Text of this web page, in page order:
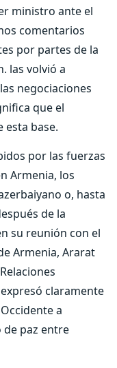
ministro ante el
comentarios
por partes de la
las volvió a
negociaciones
que el
base.
por las fuerzas
Armenia, los
o, hasta
de la
su reunión con el
Armenia, Ararat
claramente
a
de paz entre